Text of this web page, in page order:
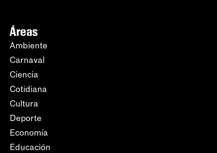
Áreas
Ambiente
Carnaval
Ciencia
Cotidiana
Cultura
Deporte
Economía
Educación